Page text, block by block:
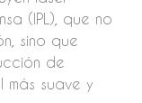
(IPL), que no
sino que
de
suave y